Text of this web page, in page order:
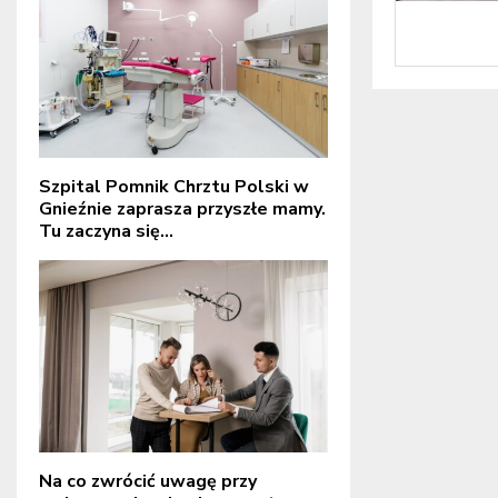
Szpital Pomnik Chrztu Polski w
Gnieźnie zaprasza przyszłe mamy.
Tu zaczyna się...
Na co zwrócić uwagę przy